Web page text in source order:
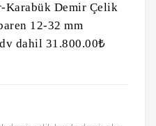
Karabük Demir Çelik
12-32 mm
dahil 31.800.00₺